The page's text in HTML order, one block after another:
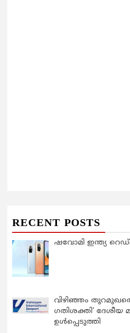
RECENT POSTS
ഷവോമി ഇന്ത്യ
വിഴിഞ്ഞം
ഗതിശക്തി’ ദേശീയ
ഉൾപ്പെടുത്തി